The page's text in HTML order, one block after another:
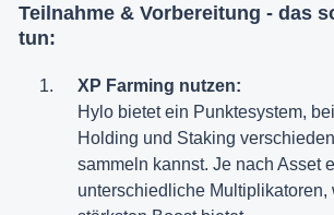
Teilnahme & Vorbereitung - das
tun:
XP Farming nutzen:
Hylo bietet ein Punktesystem,
Holding und Staking
sammeln kannst. Je nach Asset
unterschiedliche Multiplikatoren,